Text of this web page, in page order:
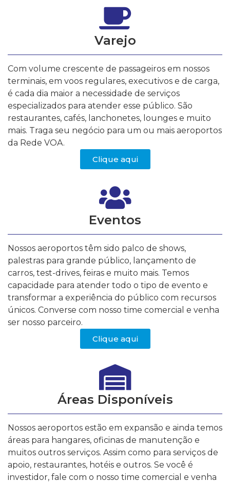
Varejo
Com volume crescente de passageiros em nossos
terminais, em voos regulares, executivos e de carga,
é cada dia maior a necessidade de serviços
especializados para atender esse público. São
restaurantes, cafés, lanchonetes, lounges e muito
mais. Traga seu negócio para um ou mais aeroportos
da Rede VOA.
Clique aqui
Eventos
Nossos aeroportos têm sido palco de shows,
palestras para grande público, lançamento de
carros, test-drives, feiras e muito mais. Temos
capacidade para atender todo o tipo de evento e
transformar a experiência do público com recursos
únicos. Converse com nosso time comercial e venha
ser nosso parceiro.
Clique aqui
Áreas Disponíveis
Nossos aeroportos estão em expansão e ainda temos
áreas para hangares, oficinas de manutenção e
muitos outros serviços. Assim como para serviços de
apoio, restaurantes, hotéis e outros. Se você é
investidor, fale com o nosso time comercial e venha